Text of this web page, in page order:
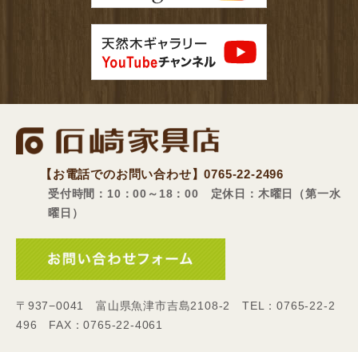
【お電話でのお問い合わせ】0765-22-2496
受付時間：10：00～18：00 定休日：木曜日（第一水
曜日）
〒937−0041 富山県魚津市吉島2108-2 TEL：0765-22-2
496 FAX：0765-22-4061